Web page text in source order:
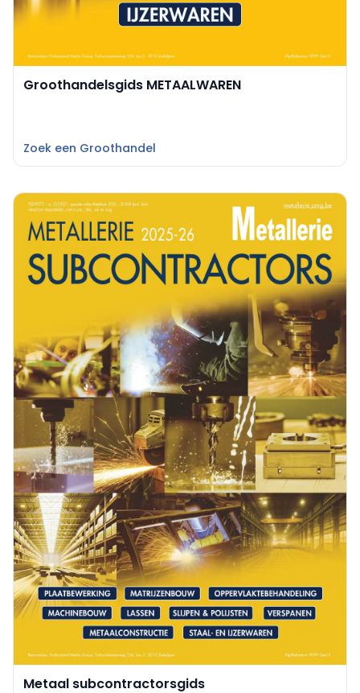
Groothandelsgids METAALWAREN
Zoek een Groothandel
Metaal subcontractorsgids